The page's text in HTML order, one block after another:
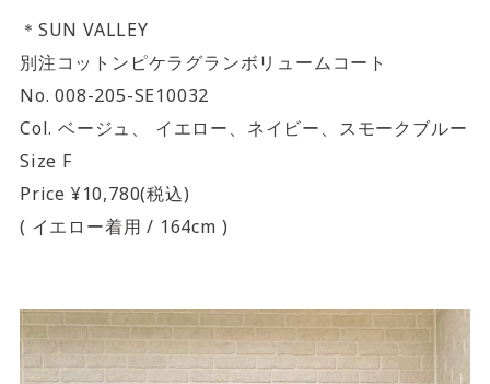
＊SUN VALLEY
別注コットンピケラグランボリュームコート
No. 008-205-SE10032
Col. ベージュ、 イエロー、ネイビー、スモークブルー
Size F
Price ¥10,780(税込)
( イエロー着用 / 164cm )